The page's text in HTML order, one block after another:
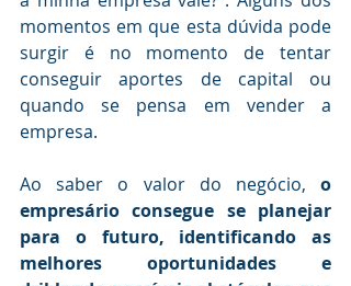
momentos em que esta dúvida pode
surgir é no momento de tentar
conseguir aportes de capital ou
quando se pensa em vender a
empresa.
Ao saber o valor do negócio, o
empresário consegue se planejar
para o futuro, identificando as
melhores oportunidades e